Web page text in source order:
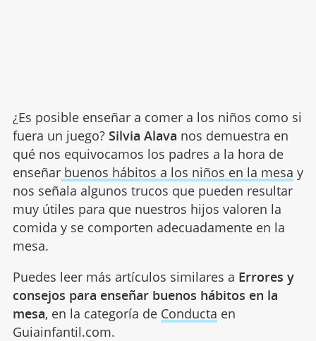
¿Es posible enseñar a comer a los niños como si
fuera un juego? Silvia Alava nos demuestra en
qué nos equivocamos los padres a la hora de
enseñarbuenos hábitos a los niños en la mesa y
nos señala algunos trucos que pueden resultar
muy útiles para que nuestros hijos valoren la
comida y se comporten adecuadamente en la
mesa.
Puedes leer más artículos similares a Errores y
consejos para enseñar buenos hábitos en la
mesa, en la categoría de Conducta en
Guiainfantil.com.